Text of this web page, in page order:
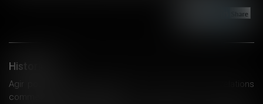
Historique
Agir pour rupture de contrat ET rupture brutale de relations
commerciales est possible